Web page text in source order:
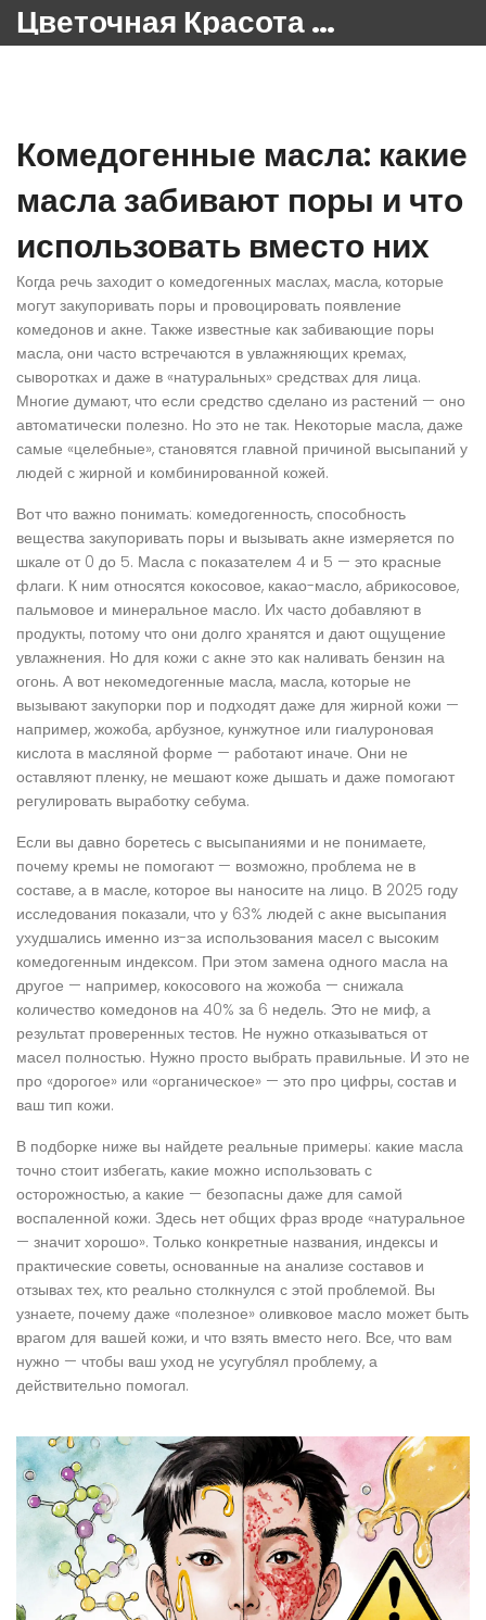
Цветочная Красота 24
Комедогенные масла: какие
масла забивают поры и что
использовать вместо них
Когда речь заходит о комедогенных маслах, масла, которые
могут закупоривать поры и провоцировать появление
комедонов и акне. Также известные как забивающие поры
масла, они часто встречаются в увлажняющих кремах,
сыворотках и даже в «натуральных» средствах для лица.
Многие думают, что если средство сделано из растений — оно
автоматически полезно. Но это не так. Некоторые масла, даже
самые «целебные», становятся главной причиной высыпаний у
людей с жирной и комбинированной кожей.
Вот что важно понимать: комедогенность, способность
вещества закупоривать поры и вызывать акне измеряется по
шкале от 0 до 5. Масла с показателем 4 и 5 — это красные
флаги. К ним относятся кокосовое, какао-масло, абрикосовое,
пальмовое и минеральное масло. Их часто добавляют в
продукты, потому что они долго хранятся и дают ощущение
увлажнения. Но для кожи с акне это как наливать бензин на
огонь. А вот некомедогенные масла, масла, которые не
вызывают закупорки пор и подходят даже для жирной кожи —
например, жожоба, арбузное, кунжутное или гиалуроновая
кислота в масляной форме — работают иначе. Они не
оставляют пленку, не мешают коже дышать и даже помогают
регулировать выработку себума.
Если вы давно боретесь с высыпаниями и не понимаете,
почему кремы не помогают — возможно, проблема не в
составе, а в масле, которое вы наносите на лицо. В 2025 году
исследования показали, что у 63% людей с акне высыпания
ухудшались именно из-за использования масел с высоким
комедогенным индексом. При этом замена одного масла на
другое — например, кокосового на жожоба — снижала
количество комедонов на 40% за 6 недель. Это не миф, а
результат проверенных тестов. Не нужно отказываться от
масел полностью. Нужно просто выбрать правильные. И это не
про «дорогое» или «органическое» — это про цифры, состав и
ваш тип кожи.
В подборке ниже вы найдете реальные примеры: какие масла
точно стоит избегать, какие можно использовать с
осторожностью, а какие — безопасны даже для самой
воспаленной кожи. Здесь нет общих фраз вроде «натуральное
— значит хорошо». Только конкретные названия, индексы и
практические советы, основанные на анализе составов и
отзывах тех, кто реально столкнулся с этой проблемой. Вы
узнаете, почему даже «полезное» оливковое масло может быть
врагом для вашей кожи, и что взять вместо него. Все, что вам
нужно — чтобы ваш уход не усугублял проблему, а
действительно помогал.